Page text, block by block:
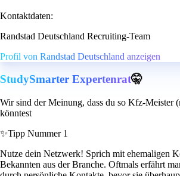
Kontaktdaten:
Randstad Deutschland Recruiting-Team
Profil von Randstad Deutschland anzeigen
StudySmarter Expertenrat🤫
Wir sind der Meinung, dass du so Kfz-Meister
könntest
✨Tipp Nummer 1
Nutze dein Netzwerk! Sprich mit ehemaligen
Bekannten aus der Branche. Oftmals erfährt